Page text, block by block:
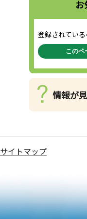
お
登録されている
このペ
情報が
サイトマップ